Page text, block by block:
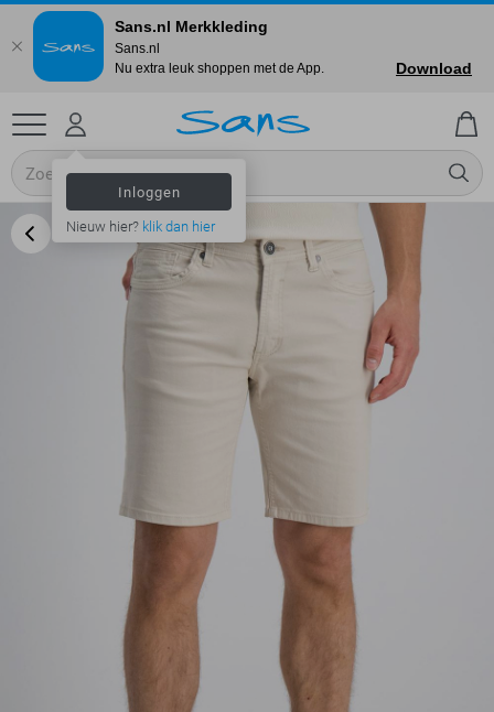
Inloggen
Nieuw hier? klik dan hier
Sans.nl Merkkleding
Sans.nl
Nu extra leuk shoppen met de App.
Download